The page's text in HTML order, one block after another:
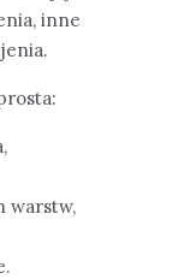
inne
warstw,